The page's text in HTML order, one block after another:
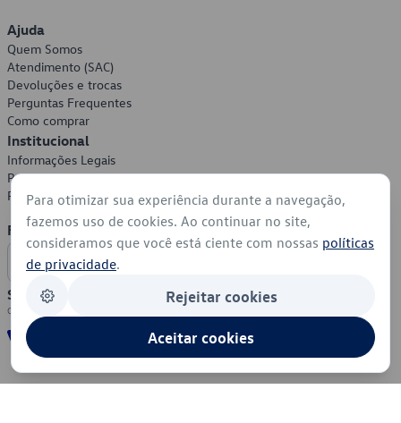
Ajuda
Quem Somos
Atendimento (SAC)
Devoluções e trocas
Perguntas Frequentes
Como comprar
Institucional
Informações Legais
Política de Privacidade
Política de Cookies
Formas de Pagamento
Segurança
Para otimizar sua experiência durante a navegação,
fazemos uso de cookies. Ao continuar no site,
consideramos que você está ciente com nossas políticas
de privacidade.
Rejeitar cookies
Aceitar cookies